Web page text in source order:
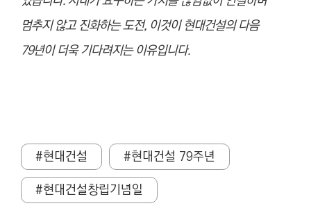
멈추지 않고 진화하는 도전, 이것이 현대건설의 다음
79년이 더욱 기다려지는 이유입니다.
#현대건설
#현대건설 79주년
#현대건설창립기념일